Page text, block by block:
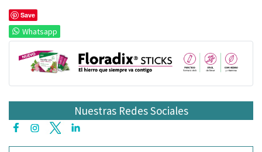
Save
Whatsapp
Nuestras Redes Sociales